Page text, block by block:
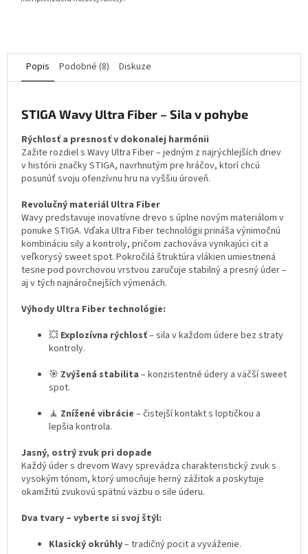
Popis Podobné (8) Diskuze
STIGA Wavy Ultra Fiber – Sila v pohybe
Rýchlosť a presnosť v dokonalej harmónii
Zažite rozdiel s Wavy Ultra Fiber – jedným z najrýchlejších driev
v histórii značky STIGA, navrhnutým pre hráčov, ktorí chcú
posunúť svoju ofenzívnu hru na vyššiu úroveň.
Revolučný materiál Ultra Fiber
Wavy predstavuje inovatívne drevo s úplne novým materiálom v
ponuke STIGA. Vďaka Ultra Fiber technológii prináša výnimočnú
kombináciu sily a kontroly, pričom zachováva vynikajúci cit a
veľkorysý sweet spot. Pokročilá štruktúra vlákien umiestnená
tesne pod povrchovou vrstvou zaručuje stabilný a presný úder –
aj v tých najnáročnejších výmenách.
Výhody Ultra Fiber technológie:
💥 Explozívna rýchlosť– sila v každom údere bez straty
kontroly.
🎯 Zvýšená stabilita – konzistentné údery a väčší sweet
spot.
🧘 Znížené vibrácie – čistejší kontakt s loptičkou a
lepšia kontrola.
Jasný, ostrý zvuk pri dopade
Každý úder s drevom Wavy sprevádza charakteristický zvuk s
vysokým tónom, ktorý umocňuje herný zážitok a poskytuje
okamžitú zvukovú spätnú väzbu o sile úderu.
Dva tvary – vyberte si svoj štýl:
Klasický okrúhly– tradičný pocit a vyváženie.